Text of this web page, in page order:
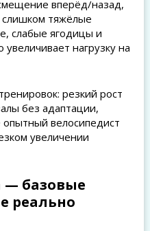
вперёд/назад,
тяжёлые
слабые ягодицы и
увеличивает нагрузку на
резкий рост
без адаптации,
велосипедист
увеличении
— базовые
реально